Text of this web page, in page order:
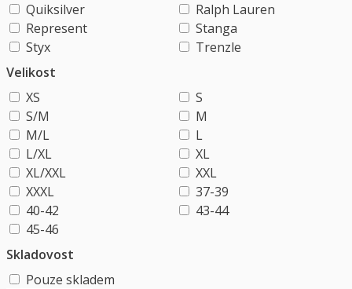
Quiksilver
Ralph Lauren
Represent
Stanga
Styx
Trenzle
Velikost
XS
S
S/M
M
M/L
L
L/XL
XL
XL/XXL
XXL
XXXL
37-39
40-42
43-44
45-46
Skladovost
Pouze skladem